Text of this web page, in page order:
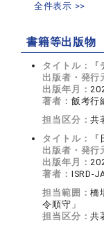
全件表示 >>
書籍等出版物
タイトル：
出版者・発行
出版年月：
著者： 飯考行
担当区分：共
タイトル：
出版者・発行
出版年月：
著者： ISRD-
担当範囲：橋
令順守」
担当区分：共